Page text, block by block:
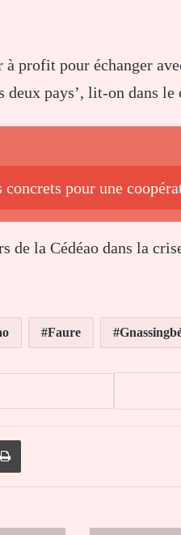
à profit pour échanger
deux pays’, lit-on dans le
pour une
de la Cédéao dans la
Faure
Imprimer